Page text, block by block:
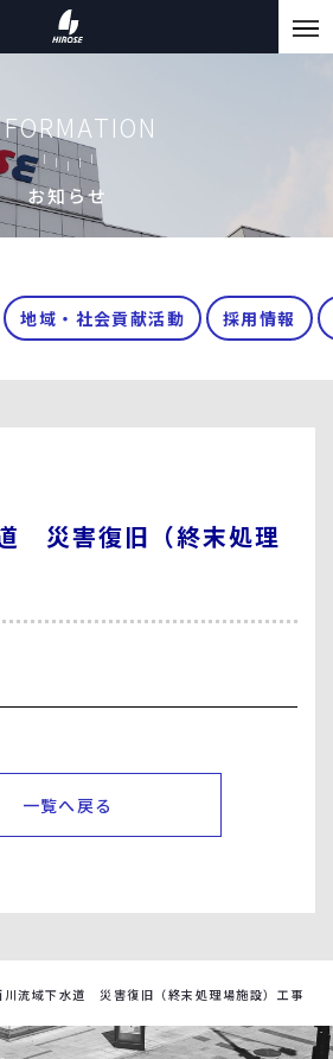
お知らせ
地域・社会貢献活動 採用情報
災害復旧（終末処理
一覧へ戻る
川流域下水道 災害復旧（終末処理場施設）工事